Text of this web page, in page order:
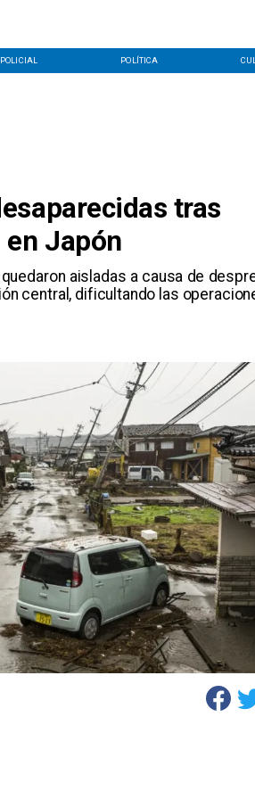
POLICIAL POLÍTICA
tras
Japón
aisladas a causa de
central, dificultando las